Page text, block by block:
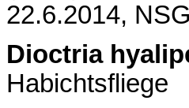
22.6.2014,
Dioctria
Habichtsfliege